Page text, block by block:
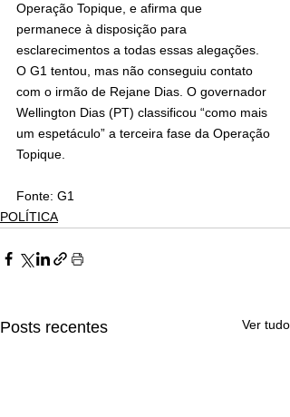
Operação Topique, e afirma que
permanece à disposição para
esclarecimentos a todas essas alegações.
O G1 tentou, mas não conseguiu contato
com o irmão de Rejane Dias. O governador
Wellington Dias (PT) classificou “como mais
um espetáculo” a terceira fase da Operação
Topique.
Fonte: G1
POLÍTICA
Posts recentes Ver tudo